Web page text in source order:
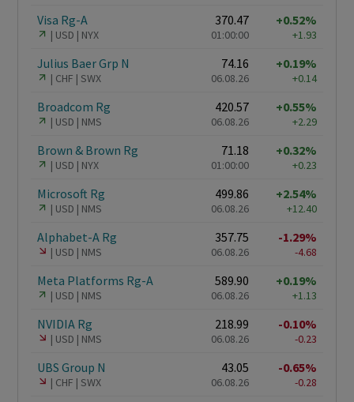
Visa Rg-A
USD NYX
370.47
01:00:00
+0.52%
+1.93
Julius Baer Grp N
CHF SWX
74.16
06.08.26
+0.19%
+0.14
Broadcom Rg
USD NMS
420.57
06.08.26
+0.55%
+2.29
Brown & Brown Rg
USD NYX
71.18
01:00:00
+0.32%
+0.23
Microsoft Rg
USD NMS
499.86
06.08.26
+2.54%
+12.40
Alphabet-A Rg
USD NMS
357.75
06.08.26
-1.29%
-4.68
Meta Platforms Rg-A
USD NMS
589.90
06.08.26
+0.19%
+1.13
NVIDIA Rg
USD NMS
218.99
06.08.26
-0.10%
-0.23
UBS Group N
CHF SWX
43.05
06.08.26
-0.65%
-0.28